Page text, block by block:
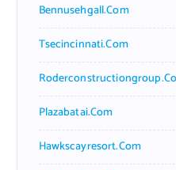
Bennusehgall.com
Tsecincinnati.com
Plazabatai.com
Hawkscayresort.com